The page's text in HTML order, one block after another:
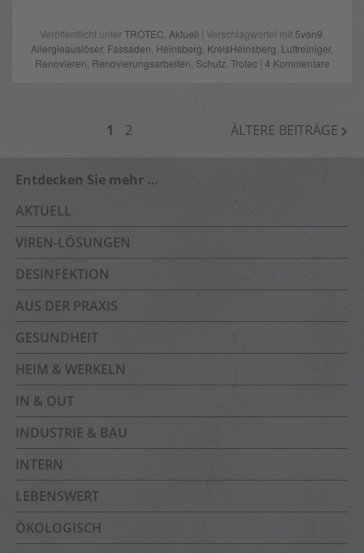
Veröffentlicht unterTROTEC Aktuell | Verschlagwortet mit 5von9
Allergieauslöser, Fassaden Heinsberg KreisHeinsberg Luftreiniger,
Renovieren Renovierungsarbeiten Schutz Trotec| 4 Kommentare
BEITRAGSNAVIGATION
1 2 ÄLTERE BEITRÄGE
Entdecken Sie mehr …
AKTUELL
VIREN-LÖSUNGEN
DESINFEKTION
AUS DER PRAXIS
GESUNDHEIT
HEIM & WERKELN
IN & OUT
INDUSTRIE & BAU
INTERN
LEBENSWERT
ÖKOLOGISCH